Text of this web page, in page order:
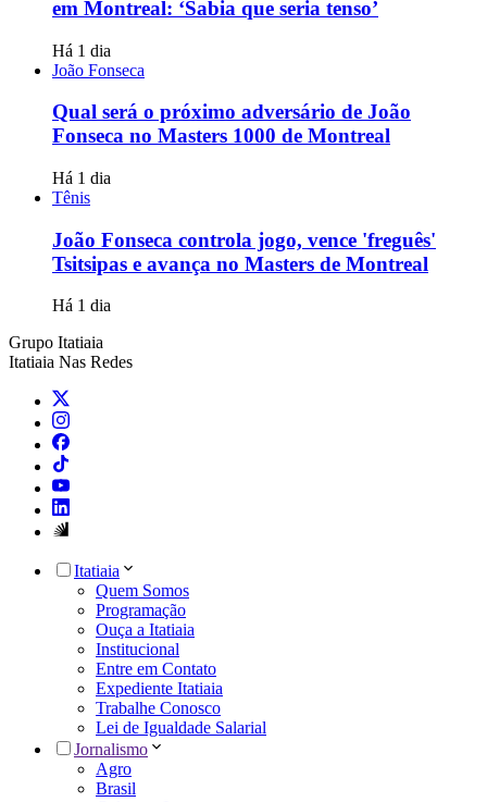
em Montreal: ‘Sabia que seria tenso’
Há 1 dia
João Fonseca
Qual será o próximo adversário de João
Fonseca no Masters 1000 de Montreal
Há 1 dia
Tênis
João Fonseca controla jogo, vence 'freguês'
Tsitsipas e avança no Masters de Montreal
Há 1 dia
Grupo Itatiaia
Itatiaia Nas Redes
Itatiaia
Quem Somos
Programação
Ouça a Itatiaia
Institucional
Entre em Contato
Expediente Itatiaia
Trabalhe Conosco
Lei de Igualdade Salarial
Jornalismo
Agro
Brasil